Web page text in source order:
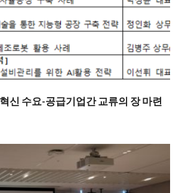
신 수요-공급기업간 교류의 장 마련